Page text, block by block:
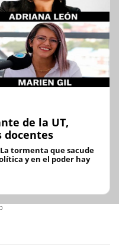
de la UT,
docentes
tormenta que sacude
y en el poder hay